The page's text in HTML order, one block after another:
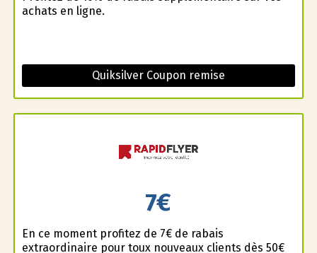
achats en ligne.
Quiksilver Coupon remise
7€
En ce moment profitez de 7€ de rabais
extraordinaire pour toux nouveaux clients dès 50€